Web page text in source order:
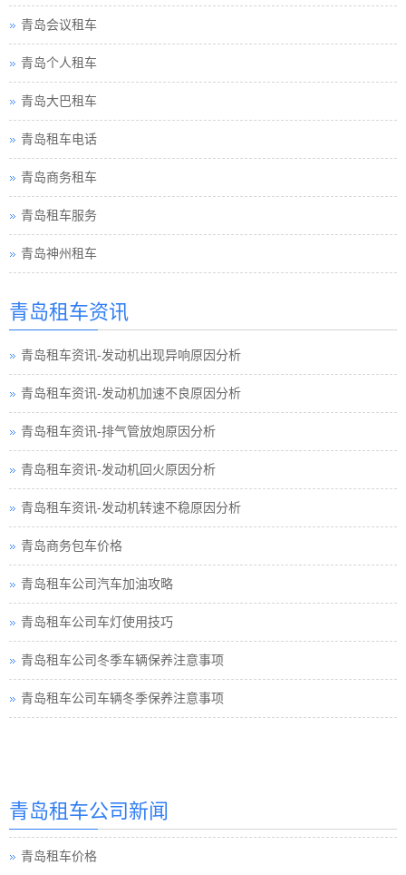
青岛会议租车
青岛个人租车
青岛大巴租车
青岛租车电话
青岛商务租车
青岛租车服务
青岛神州租车
青岛租车资讯
青岛租车资讯-发动机出现异响原因分析
青岛租车资讯-发动机加速不良原因分析
青岛租车资讯-排气管放炮原因分析
青岛租车资讯-发动机回火原因分析
青岛租车资讯-发动机转速不稳原因分析
青岛商务包车价格
青岛租车公司汽车加油攻略
青岛租车公司车灯使用技巧
青岛租车公司冬季车辆保养注意事项
青岛租车公司车辆冬季保养注意事项
青岛租车公司新闻
青岛汽车租赁公司
青岛租车价格